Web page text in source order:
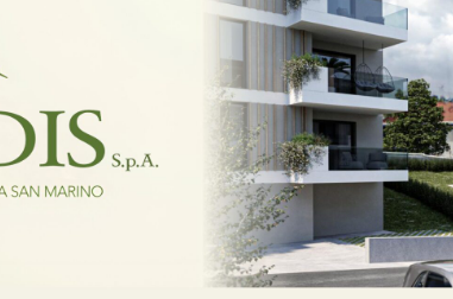
Civile
codice colore
estreme